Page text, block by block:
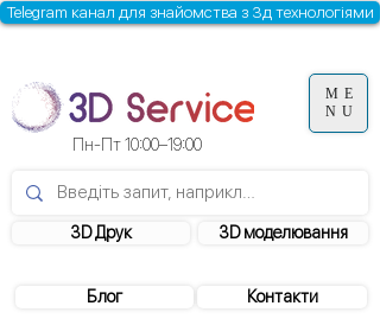
3D моделювання
Контакти
3D Друк
Блог
Пн-Пт 10:00–19:00
Telegram канал для знайомства з 3д технологіями
ME
NU